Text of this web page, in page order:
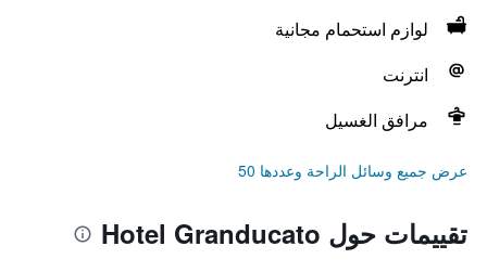
لوازم استحمام مجانية
انترنت
مرافق الغسيل
عرض جميع وسائل الراحة وعددها 50
تقييمات حول Hotel Granducato